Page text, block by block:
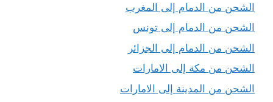
الشحن من الدمام إلى المغرب
الشحن من الدمام إلى تونس
الشحن من الدمام إلى الجزائر
الشحن من مكة إلى الامارات
الشحن من المدينة إلى الامارات